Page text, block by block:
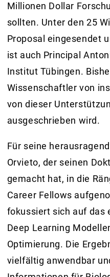
Millionen Dollar
sollten. Unter den 25
Proposal eingesendet
ist auch Principal
Institut Tübingen.
Wissenschaftler von
von dieser
ausgeschrieben wird.
Für seine
Orvieto, der seinen
gemacht hat, in die
Career Fellows
fokussiert sich auf das
Deep Learning
Optimierung. Die
vielfältig anwendbar